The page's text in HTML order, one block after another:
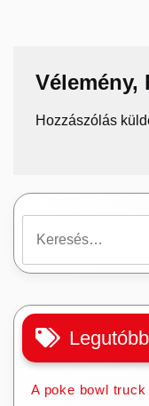
Vélemény,
Hozzászólás
A poke bowl